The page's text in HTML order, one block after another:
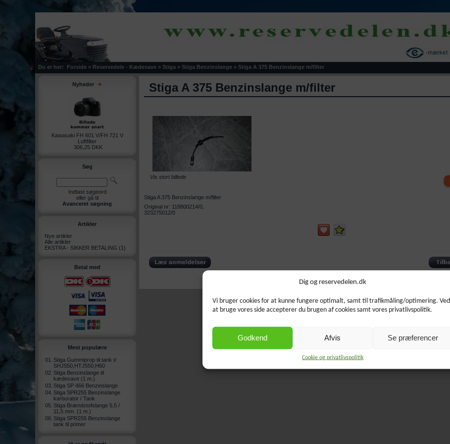
Dig og reservedelen.dk
Vi bruger cookies for at kunne fungere optimalt, samt til trafikmåling/optimering. Ved
at bruge vores side accepterer du brugen af cookies samt vores privatlivspolitik.
Godkend Afvis Se præferencer
Cookie og privatlivspolitik
Du er her: Forside » Reservedele - Kædesave » Stiga » Stiga Benzinslange » Stiga A 375 Benzinslange m/filter
Nyheder
Kawasaki FH 601 V/FH 721 V
Luftfilter
306,25 DKK
Søg
Indtast søgeord
eller gå til
Avanceret søgning
Artikler
Nye artikler
Alle artikler
EKSTRA - SIKKER BETALING (1)
Betal med
Mest populære
01.
Stiga Gummiprop til tank t/
SHJ550,HTJ550,H60
02. Stiga Benzinslange til
kædesave (1 m.)
03. Stiga SP 466 Benzinslange
04. Stiga SPR255 Benzinslange
karburator / Tank
05. Stiga Brændstofslange 5,5 /
11,5 mm. (1 m.)
06. Stiga SPR255 Benzinslange
tank til primer
Stiga A 375 Benzinslange m/filter
Vis stort billede
Stiga A 375 Benzinslange m/filter
Original nr: 118800214/0,
323275012/0
Produktet blev oprettet torsdag 20 november, 2025.